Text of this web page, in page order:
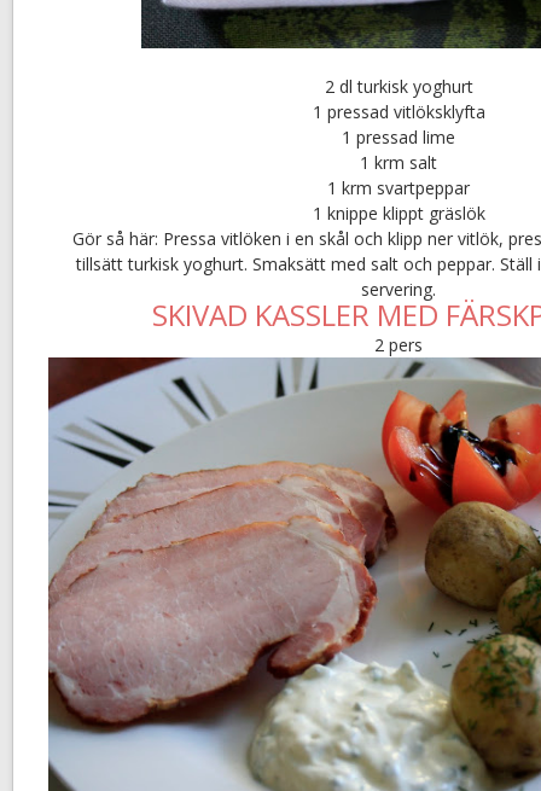
2 dl turkisk yoghurt
1 pressad vitlöksklyfta
1 pressad lime
1 krm salt
1 krm svartpeppar
1 knippe klippt gräslök
Gör så här: Pressa vitlöken i en skål och klipp ner vitlök,
tillsätt turkisk yoghurt. Smaksätt med salt och peppar. Ställ
servering.
SKIVAD KASSLER MED
2 pers